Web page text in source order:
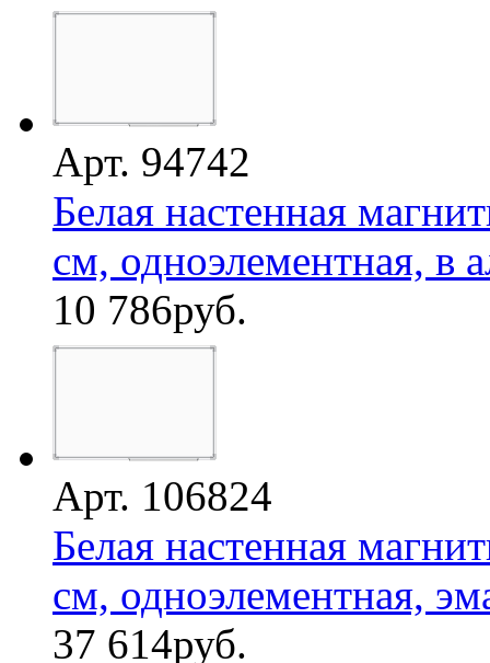
Арт. 94742
Белая настенная
см, одноэлементная, в
10 786руб.
Арт. 106824
Белая настенная
см, одноэлементная,
37 614руб.